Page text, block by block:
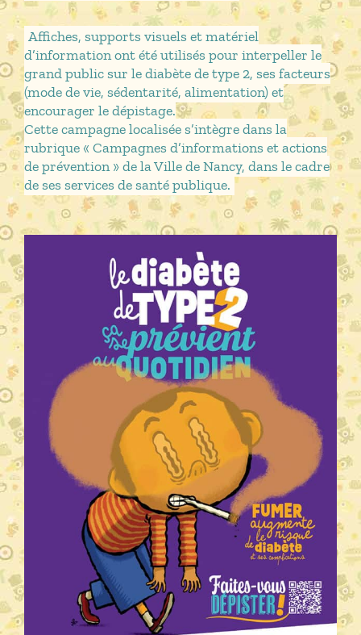
Affiches, supports visuels et matériel
d’information ont été utilisés pour interpeller le
grand public sur le diabète de type 2, ses facteurs
(mode de vie, sédentarité, alimentation) et
encourager le dépistage.
Cette campagne localisée s’intègre dans la
rubrique « Campagnes d’informations et actions
de prévention » de la Ville de Nancy, dans le cadre
de ses services de santé publique.